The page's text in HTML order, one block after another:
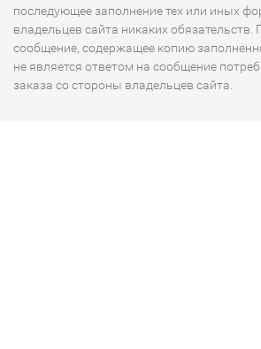
последующее заполнение тех или иных
владельцев сайта никаких обязательств.
сообщение, содержащее копию
не является ответом на сообщение
заказа со стороны владельцев сайта.